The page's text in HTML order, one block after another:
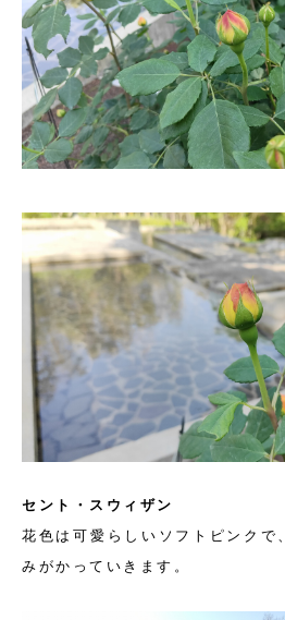
セント・スウィザン
花色は可愛らしいソフトピンクで
みがかっていきます。